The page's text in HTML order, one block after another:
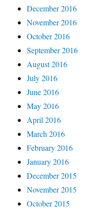
December 2016
November 2016
October 2016
September 2016
August 2016
July 2016
June 2016
May 2016
April 2016
March 2016
February 2016
January 2016
December 2015
November 2015
October 2015